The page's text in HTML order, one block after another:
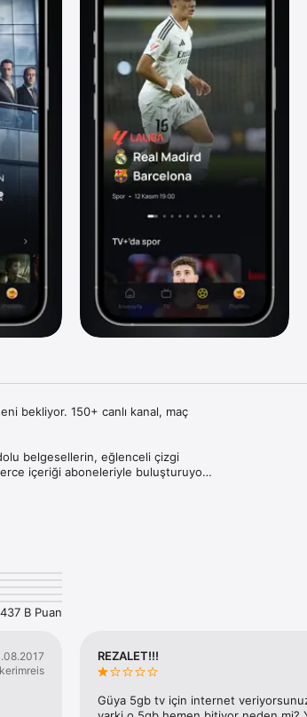
bekliyor. 150+ canlı kanal, maç
belgesellerin, eğlenceli çizgi
içeriği aboneleriyle buluşturuyor.
erişebilirsin.
sadece TV+’ta.
tabii Spor ile seçili UCL,
437 B Puan
kerimreis
REZALET!!!
Güya 5gb tv için internet